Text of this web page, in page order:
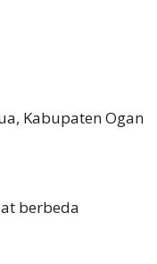
Kabupaten Ogan
berbeda